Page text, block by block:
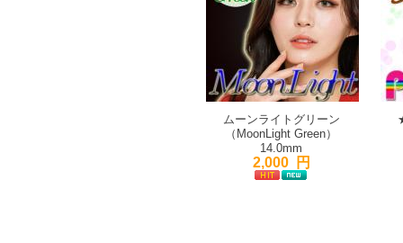
ムーンライトグリーン
（MoonLight Green）
14.0mm
2,000 円